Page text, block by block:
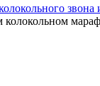
колокольном